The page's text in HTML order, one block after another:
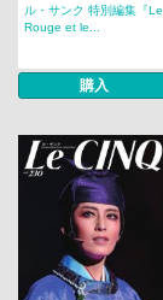
ル・サンク 特別編集『Le
Rouge et le...
購入